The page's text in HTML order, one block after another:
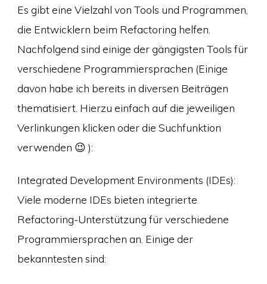
Es gibt eine Vielzahl von Tools und Programmen,
die Entwicklern beim Refactoring helfen.
Nachfolgend sind einige der gängigsten Tools für
verschiedene Programmiersprachen (Einige
davon habe ich bereits in diversen Beiträgen
thematisiert. Hierzu einfach auf die jeweiligen
Verlinkungen klicken oder die Suchfunktion
verwenden 😉 ):
Integrated Development Environments (IDEs):
Viele moderne IDEs bieten integrierte
Refactoring-Unterstützung für verschiedene
Programmiersprachen an. Einige der
bekanntesten sind: